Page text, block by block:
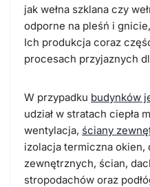
jak wełna szklana czy
odporne na pleśń i
Ich produkcja coraz
procesach przyjaznych
W przypadku budynków
udział w stratach ciepła
wentylacja, ściany
izolacja termiczna okien,
zewnętrznych, ścian,
stropodachów oraz